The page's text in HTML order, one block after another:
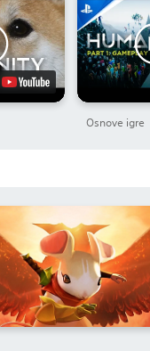
Osnove igre